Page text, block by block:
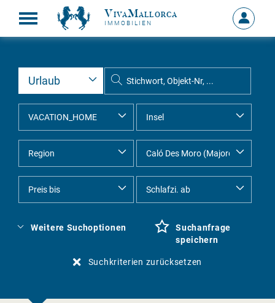
VivaMallorca
IMMOBILIEN
MEIN
Weitere Suchoptionen
Suchanfrage
speichern
Suchkriterien zurücksetzen